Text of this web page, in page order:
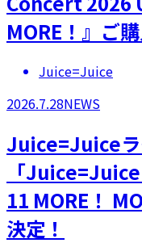
MORE！』ご
Juice=Juice
2026.7.28NEWS
Juice=Juiceラ
「
11 MORE！
決定！